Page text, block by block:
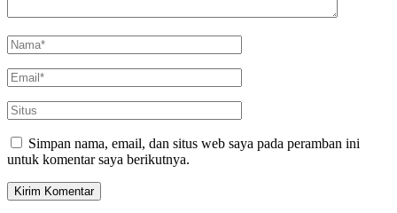
Simpan nama, email, dan situs web saya pada peramban ini
untuk komentar saya berikutnya.